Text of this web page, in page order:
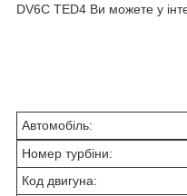
DV6C TED4 Ви можете у
Автомобіль:
Номер турбіни:
Код двигуна: